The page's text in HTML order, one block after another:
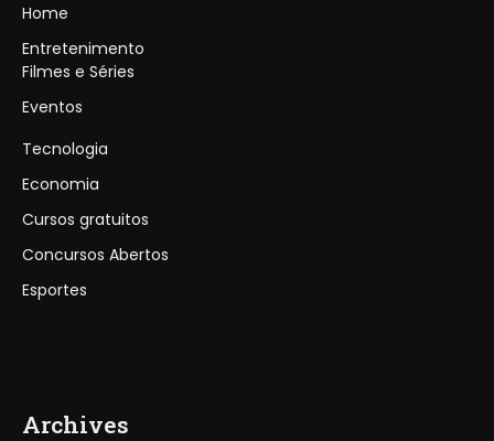
Home
Entretenimento
Filmes e Séries
Eventos
Tecnologia
Economia
Cursos gratuitos
Concursos Abertos
Esportes
Archives